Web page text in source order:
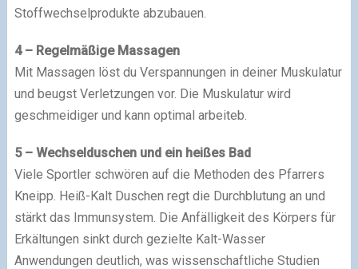
Stoffwechselprodukte abzubauen.
4 – Regelmäßige Massagen
Mit Massagen löst du Verspannungen in deiner Muskulatur
und beugst Verletzungen vor. Die Muskulatur wird
geschmeidiger und kann optimal arbeiteb.
5 – Wechselduschen und ein heißes Bad
Viele Sportler schwören auf die Methoden des Pfarrers
Kneipp. Heiß-Kalt Duschen regt die Durchblutung an und
stärkt das Immunsystem. Die Anfälligkeit des Körpers für
Erkältungen sinkt durch gezielte Kalt-Wasser
Anwendungen deutlich, was wissenschaftliche Studien